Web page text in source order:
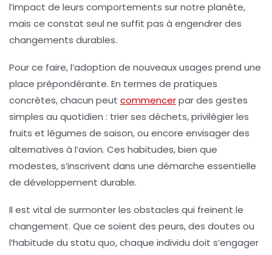
l’impact de leurs comportements sur notre planète,
mais ce constat seul ne suffit pas à engendrer des
changements durables.
Pour ce faire, l’adoption de nouveaux usages prend une
place prépondérante. En termes de pratiques
concrètes, chacun peut commencerpar des gestes
simples au quotidien : trier ses déchets, privilégier les
fruits et légumes de saison, ou encore envisager des
alternatives à l’avion. Ces habitudes, bien que
modestes, s’inscrivent dans une démarche essentielle
de développement durable.
Il est vital de surmonter les obstacles qui freinent le
changement. Que ce soient des peurs, des doutes ou
l’habitude du statu quo, chaque individu doit s’engager